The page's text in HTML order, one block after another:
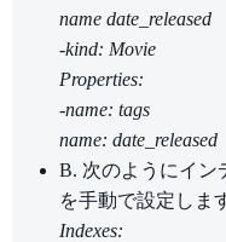
name date_released
-kind: Movie
Properties:
-name: tags
name: date_released
B. 次のようにイン
を手動で設定しま
Indexes: